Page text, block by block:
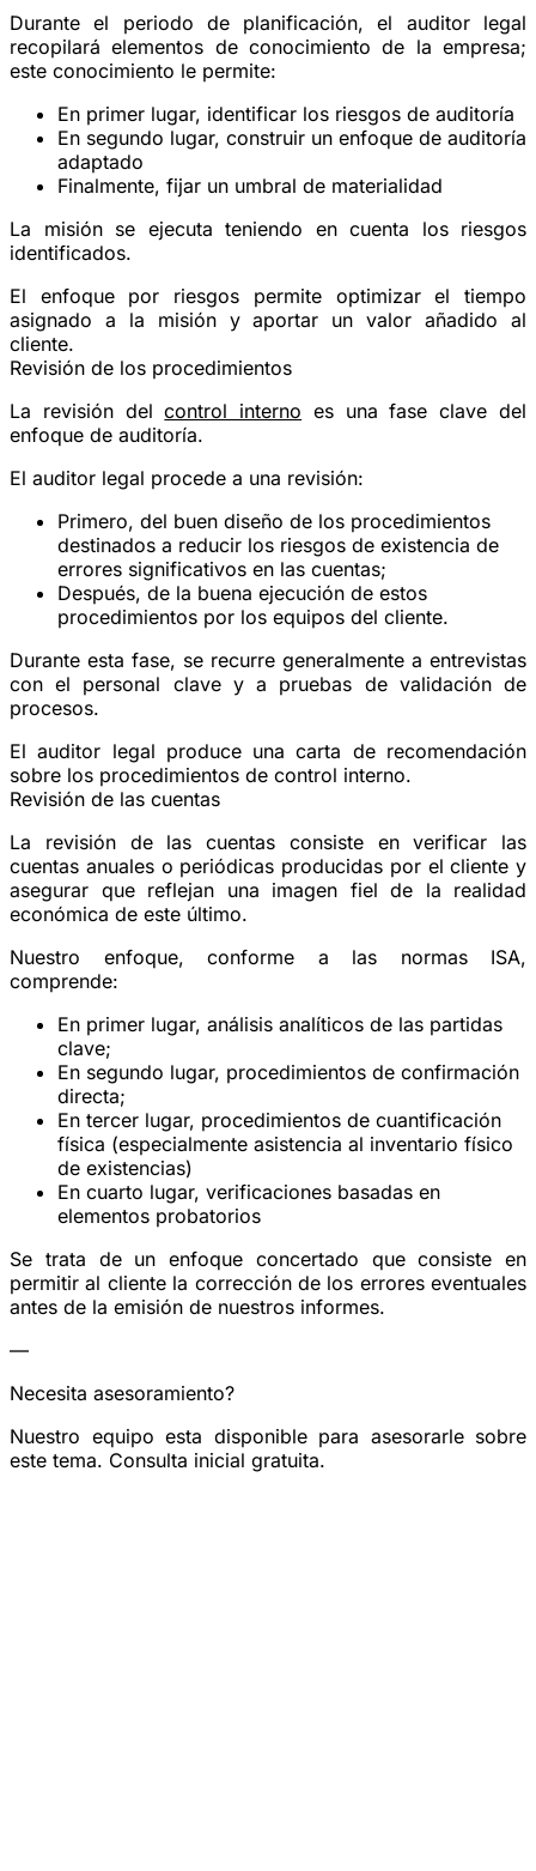
Durante el periodo de planificación, el auditor legal
recopilará elementos de conocimiento de la empresa;
este conocimiento le permite:
En primer lugar, identificar los riesgos de auditoría
En segundo lugar, construir un enfoque de auditoría
adaptado
Finalmente, fijar un umbral de materialidad
La misión se ejecuta teniendo en cuenta los riesgos
identificados.
El enfoque por riesgos permite optimizar el tiempo
asignado a la misión y aportar un valor añadido al
cliente.
Revisión de los procedimientos
La revisión delcontrol interno es una fase clave del
enfoque de auditoría.
El auditor legal procede a una revisión:
Primero, del buen diseño de los procedimientos
destinados a reducir los riesgos de existencia de
errores significativos en las cuentas;
Después, de la buena ejecución de estos
procedimientos por los equipos del cliente.
Durante esta fase, se recurre generalmente a entrevistas
con el personal clave y a pruebas de validación de
procesos.
El auditor legal produce una carta de recomendación
sobre los procedimientos de control interno.
Revisión de las cuentas
La revisión de las cuentas consiste en verificar las
cuentas anuales o periódicas producidas por el cliente y
asegurar que reflejan una imagen fiel de la realidad
económica de este último.
Nuestro enfoque, conforme a las normas ISA,
comprende:
En primer lugar, análisis analíticos de las partidas
clave;
En segundo lugar, procedimientos de confirmación
directa;
En tercer lugar, procedimientos de cuantificación
física (especialmente asistencia al inventario físico
de existencias)
En cuarto lugar, verificaciones basadas en
elementos probatorios
Se trata de un enfoque concertado que consiste en
permitir al cliente la corrección de los errores eventuales
antes de la emisión de nuestros informes.
—
Necesita asesoramiento?
Nuestro equipo esta disponible para asesorarle sobre
este tema. Consulta inicial gratuita.